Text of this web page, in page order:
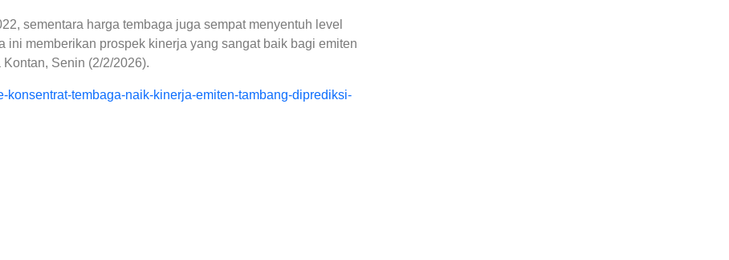
sementara harga tembaga juga sempat menyentuh level
memberikan prospek kinerja yang sangat baik bagi emiten
Senin (2/2/2026).
konsentrat-tembaga-naik-kinerja-emiten-tambang-diprediksi-